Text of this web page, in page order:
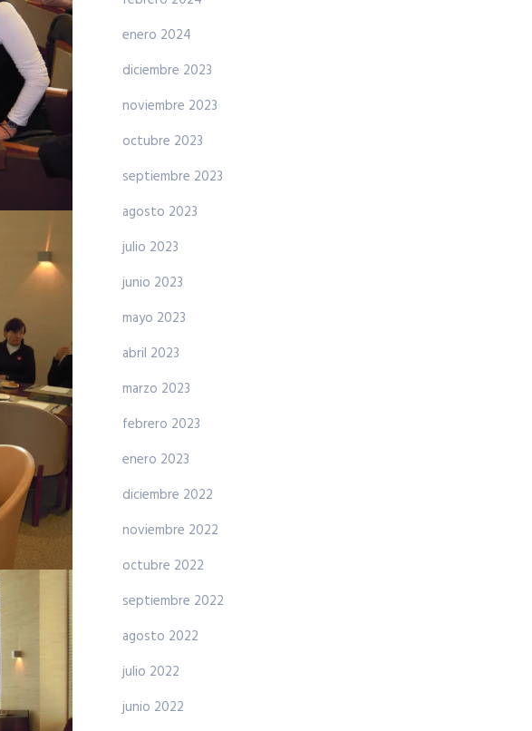
enero 2024
diciembre 2023
noviembre 2023
octubre 2023
septiembre 2023
agosto 2023
julio 2023
junio 2023
mayo 2023
abril 2023
marzo 2023
febrero 2023
enero 2023
diciembre 2022
noviembre 2022
octubre 2022
septiembre 2022
agosto 2022
julio 2022
junio 2022